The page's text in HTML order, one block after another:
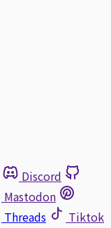
Discord
Mastodon
Threads
Tiktok